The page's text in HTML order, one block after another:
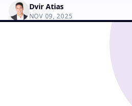
Dvir Atias
NOV 09, 2025